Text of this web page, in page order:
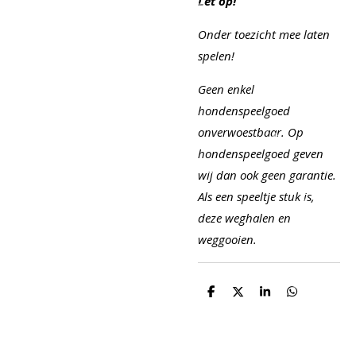
Onder toezicht mee laten
spelen!
Geen enkel
hondenspeelgoed
onverwoestbaar. Op
hondenspeelgoed geven
wij dan ook geen garantie.
Als een speeltje stuk is,
deze weghalen en
weggooien.
D
D
S
D